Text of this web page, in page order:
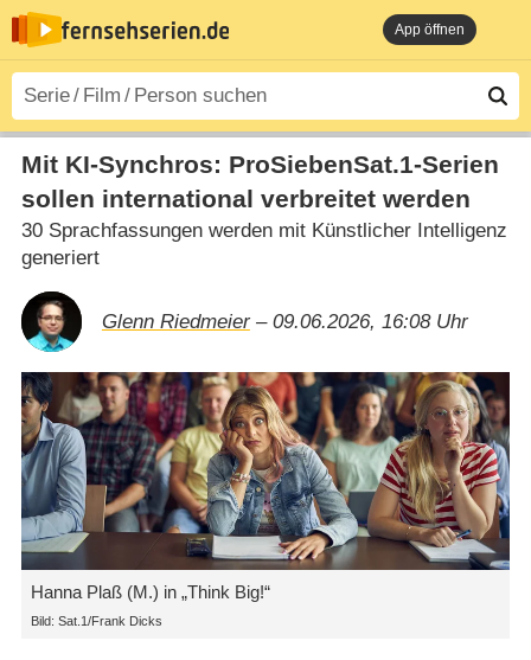
App öffnen
Mit KI-Synchros: ProSiebenSat.1-Serien
sollen international verbreitet werden
30 Sprachfassungen werden mit Künstlicher Intelligenz
generiert
Glenn Riedmeier– 09.06.2026, 16:08 Uhr
Hanna Plaß (M.) in „Think Big!“
Bild: Sat.1/Frank Dicks